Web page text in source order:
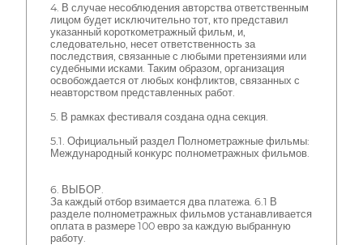
4. В случае несоблюдения авторства ответственным
лицом будет исключительно тот, кто представил
указанный короткометражный фильм, и,
следовательно, несет ответственность за
последствия, связанные с любыми претензиями или
судебными исками. Таким образом, организация
освобождается от любых конфликтов, связанных с
неавторством представленных работ.
5. В рамках фестиваля создана одна секция.
5.1. Официальный раздел Полнометражные фильмы:
Международный конкурс полнометражных фильмов.
6. ВЫБОР.
За каждый отбор взимается два платежа. 6.1 В
разделе полнометражных фильмов устанавливается
оплата в размере 100 евро за каждую выбранную
работу.